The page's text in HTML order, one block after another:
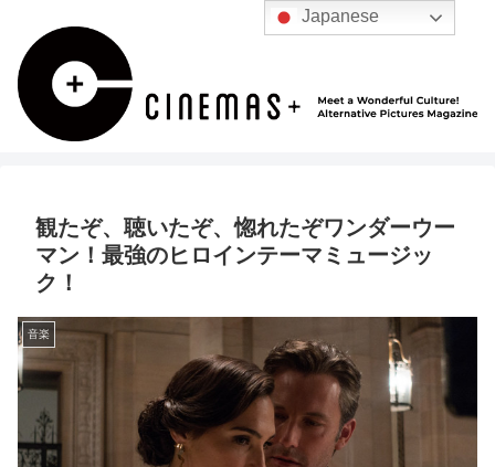
観たぞ、聴いたぞ、惚れたぞワンダーウー
マン！最強のヒロインテーマミュージッ
ク！
音楽
Japanese